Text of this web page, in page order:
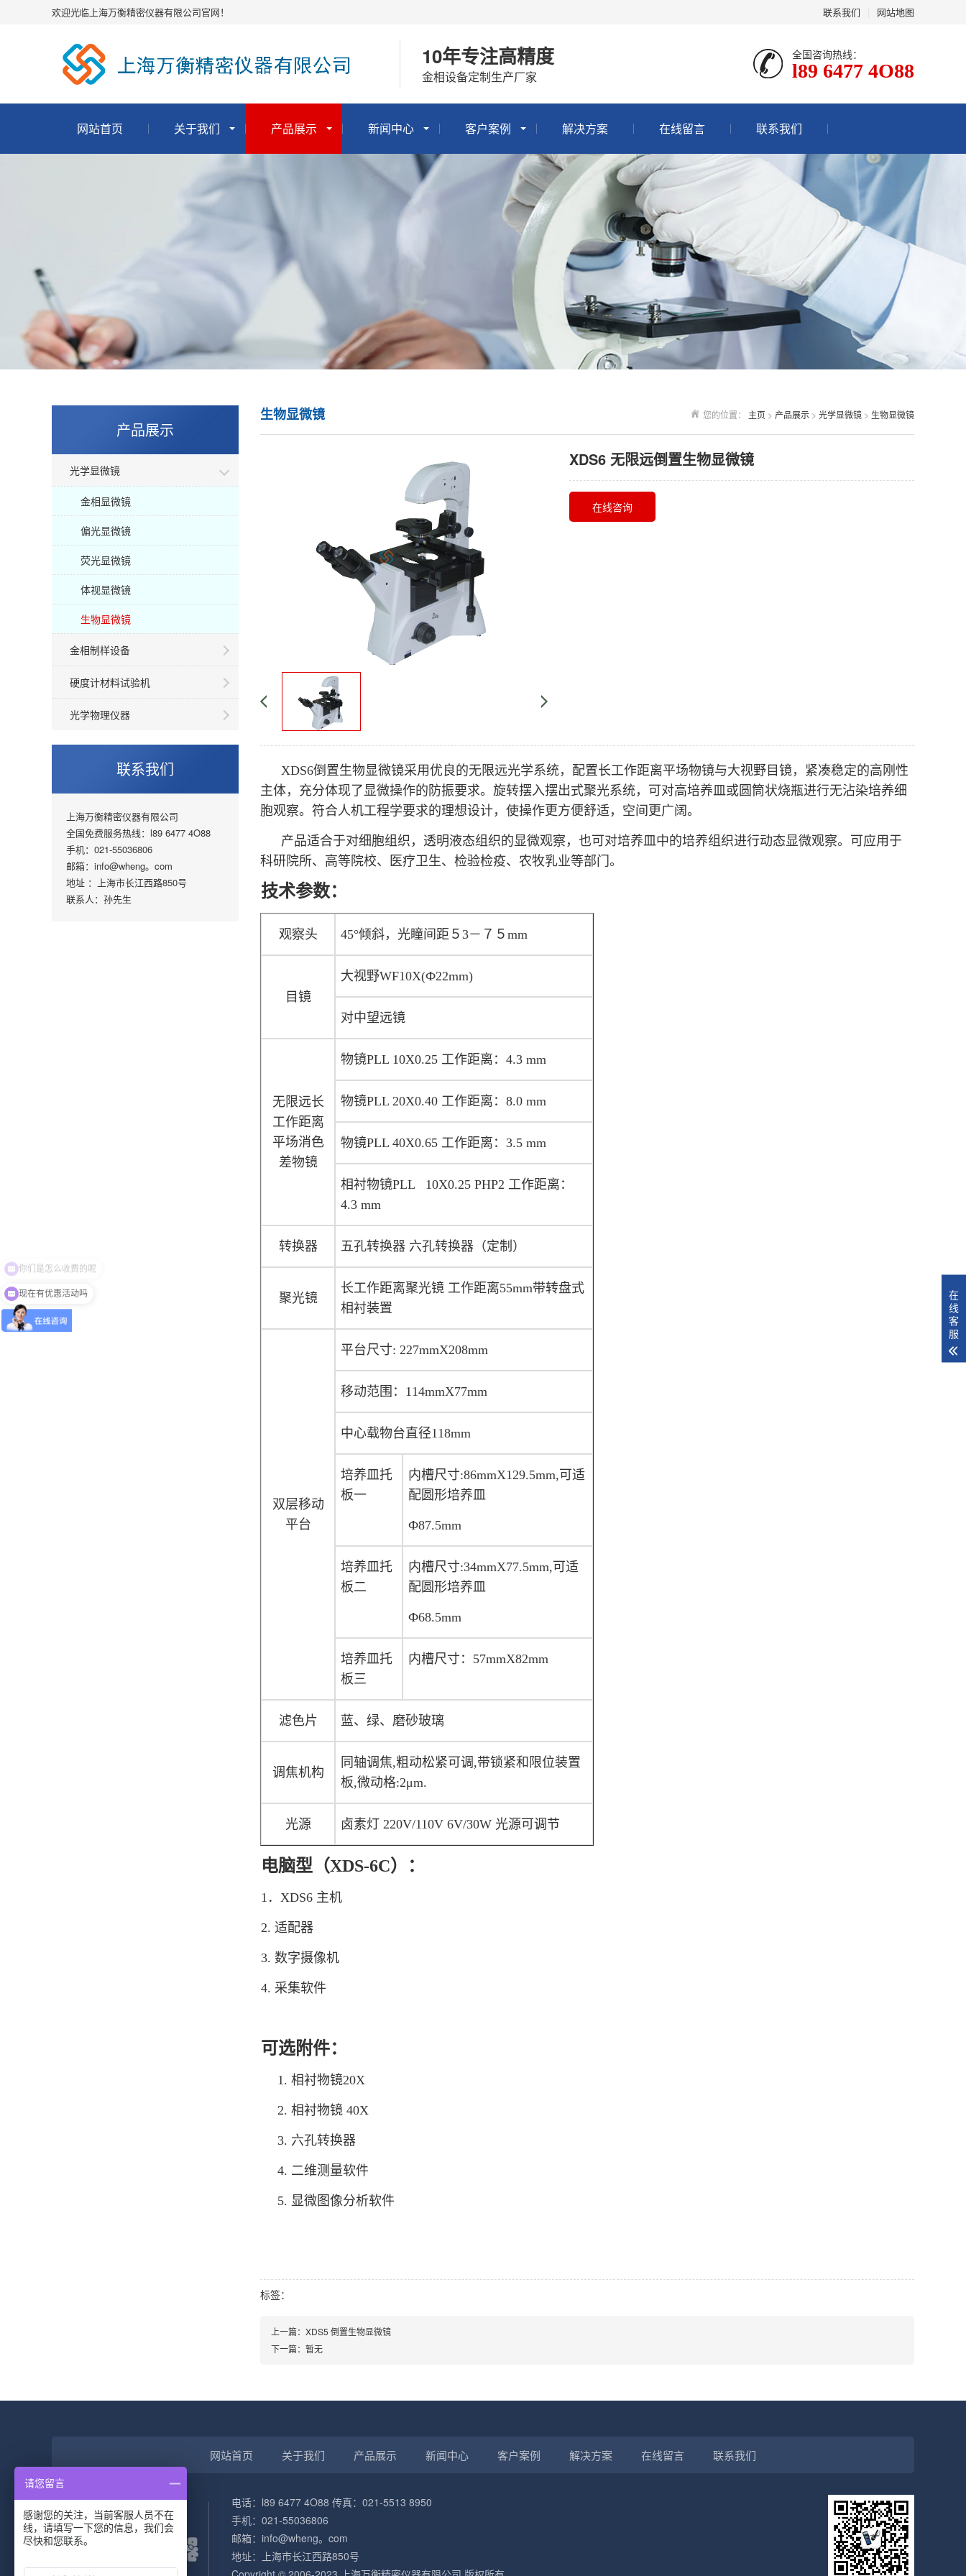
联系我们 网站地图
欢迎光临上海万衡精密仪器有限公司官网！
10年专注高精度
金相设备定制生产厂家
全国咨询热线：
l89 6477 4O88
网站首页 关于我们 产品展示 新闻中心 客户案例 解决方案 在线留言 联系我们
产品展示
光学显微镜
金相显微镜
偏光显微镜
荧光显微镜
体视显微镜
生物显微镜
金相制样设备
硬度计材料试验机
光学物理仪器
联系我们
上海万衡精密仪器有限公司
全国免费服务热线：l89 6477 4O88
手机：021-55036806
邮箱：info@wheng。com
地址 ：上海市长江西路850号
联系人：孙先生
您的位置： 主页 > 产品展示 > 光学显微镜 > 生物显微镜
生物显微镜
XDS6 无限远倒置生物显微镜
在线咨询
XDS6倒置生物显微镜采用优良的无限远光学系统，配置长工作距离平场物镜与大视野目镜，紧凑稳定的高刚性
主体，充分体现了显微操作的防振要求。旋转摆入摆出式聚光系统，可对高培养皿或圆筒状烧瓶进行无沾染培养细
胞观察。符合人机工程学要求的理想设计，使操作更方便舒适，空间更广阔。
产品适合于对细胞组织，透明液态组织的显微观察，也可对培养皿中的培养组织进行动态显微观察。可应用于
科研院所、高等院校、医疗卫生、检验检疫、农牧乳业等部门。
技术参数：
观察头 45°倾斜，光瞳间距５3－７５mm
目镜
大视野WF10X(Ф22mm)
对中望远镜
无限远长
工作距离
平场消色
差物镜
物镜PLL 10X0.25 工作距离：4.3 mm
物镜PLL 20X0.40 工作距离：8.0 mm
物镜PLL 40X0.65 工作距离：3.5 mm
相衬物镜PLL 10X0.25 PHP2 工作距离：
4.3 mm
转换器 五孔转换器 六孔转换器（定制）
聚光镜
长工作距离聚光镜 工作距离55mm带转盘式
相衬装置
双层移动
平台
平台尺寸: 227mmX208mm
移动范围：114mmX77mm
中心载物台直径118mm
培养皿托
板一
内槽尺寸:86mmX129.5mm,可适
配圆形培养皿
Ф87.5mm
培养皿托
板二
内槽尺寸:34mmX77.5mm,可适
配圆形培养皿
Ф68.5mm
培养皿托
板三
内槽尺寸：57mmX82mm
滤色片 蓝、绿、磨砂玻璃
调焦机构
同轴调焦,粗动松紧可调,带锁紧和限位装置
板,微动格:2μm.
光源 卤素灯 220V/110V 6V/30W 光源可调节
电脑型（XDS-6C）：
1．XDS6 主机
2. 适配器
3. 数字摄像机
4. 采集软件
可选附件：
1. 相衬物镜20X
2. 相衬物镜 40X
3. 六孔转换器
4. 二维测量软件
5. 显微图像分析软件
标签：
上一篇：XDS5 倒置生物显微镜
下一篇：暂无
网站首页 关于我们 产品展示 新闻中心 客户案例 解决方案 在线留言 联系我们
电话：l89 6477 4O88 传真：021-5513 8950
手机：021-55036806
邮箱：info@wheng。com
地址：上海市长江西路850号
在
线
客
服
现在有优惠活动吗
请您留言
感谢您的关注，当前客服人员不在
线，请填写一下您的信息，我们会
尽快和您联系。